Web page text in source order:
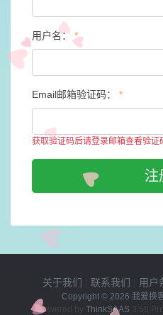
用户名： *
Email邮箱验证码： *
获取验证码后请登录邮箱查看验证
注
关于我们 联系我们 用户
Copyright © 2026 我爱换
Powered by ThinkSAAS3.59